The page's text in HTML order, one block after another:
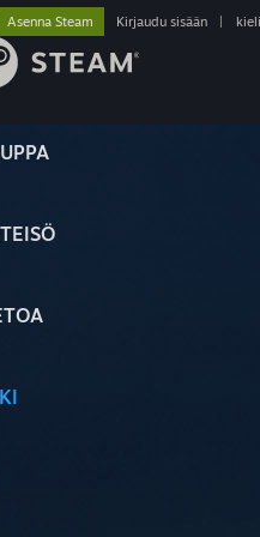
Asenna Steam Kirjaudu sisään kieli